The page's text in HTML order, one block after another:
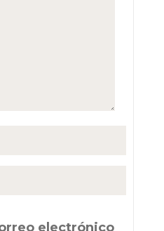
electrónico